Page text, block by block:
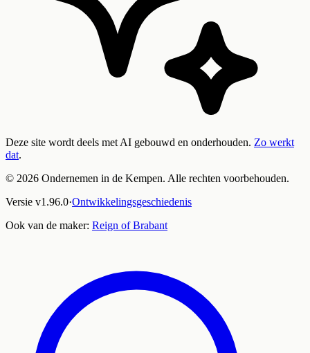
Deze site wordt deels met AI gebouwd en onderhouden. Zo werkt
dat.
© 2026 Ondernemen in de Kempen. Alle rechten voorbehouden.
Versie v1.96.0·Ontwikkelingsgeschiedenis
Ook van de maker: Reign of Brabant